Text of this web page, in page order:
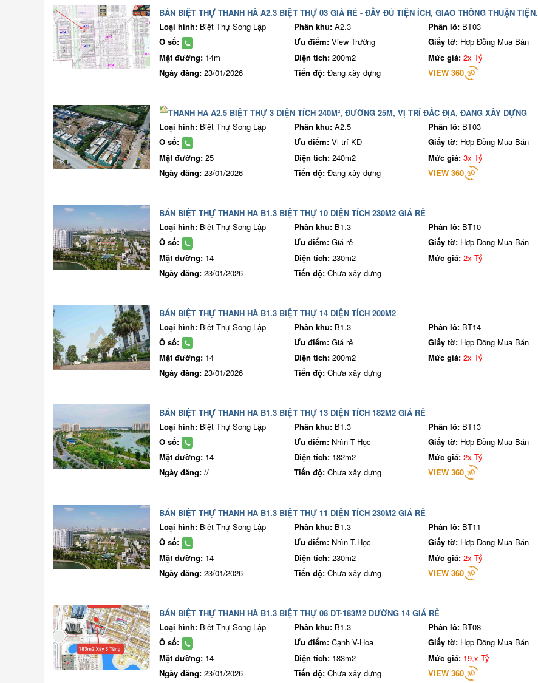
BÁN BIỆT THỰ THANH HÀ A2.3 BIỆT THỰ 03 GIÁ RẺ - ĐẦY ĐỦ TIỆN ÍCH, GIAO THÔNG THUẬN TIỆN.
Loại hình: Biệt Thự Song Lập Phân khu: A2.3 Phân lô: BT03
Ô số:
Ưu điểm: View Trường Giấy tờ: Hợp Đồng Mua Bán
Mặt đường: 14m Diện tích: 200m2 Mức giá:2x Tỷ
Ngày đăng: 23/01/2026 Tiến độ: Đang xây dựng VIEW 360
THANH HÀ A2.5 BIỆT THỰ 3 DIỆN TÍCH 240M², ĐƯỜNG 25M, VỊ TRÍ ĐẮC ĐỊA, ĐANG XÂY DỰNG
Loại hình: Biệt Thự Song Lập Phân khu: A2.5 Phân lô: BT03
Ô số:
Ưu điểm: Vị trí KD Giấy tờ: Hợp Đồng Mua Bán
Mặt đường: 25 Diện tích: 240m2 Mức giá:3x Tỷ
Ngày đăng: 23/01/2026 Tiến độ: Đang xây dựng VIEW 360
BÁN BIỆT THỰ THANH HÀ B1.3 BIỆT THỰ 10 DIỆN TÍCH 230M2 GIÁ RẺ
Loại hình: Biệt Thự Song Lập Phân khu: B1.3 Phân lô: BT10
Ô số:
Ưu điểm: Giá rẻ Giấy tờ: Hợp Đồng Mua Bán
Mặt đường: 14 Diện tích: 230m2 Mức giá:2x Tỷ
Ngày đăng: 23/01/2026 Tiến độ: Chưa xây dựng
BÁN BIỆT THỰ THANH HÀ B1.3 BIỆT THỰ 14 DIỆN TÍCH 200M2
Loại hình: Biệt Thự Song Lập Phân khu: B1.3 Phân lô: BT14
Ô số:
Ưu điểm: Giá rẻ Giấy tờ: Hợp Đồng Mua Bán
Mặt đường: 14 Diện tích: 200m2 Mức giá:2x Tỷ
Ngày đăng: 23/01/2026 Tiến độ: Chưa xây dựng
BÁN BIỆT THỰ THANH HÀ B1.3 BIỆT THỰ 13 DIỆN TÍCH 182M2 GIÁ RẺ
Loại hình: Biệt Thự Song Lập Phân khu: B1.3 Phân lô: BT13
Ô số:
Ưu điểm: Nhìn T-Học Giấy tờ: Hợp Đồng Mua Bán
Mặt đường: 14 Diện tích: 182m2 Mức giá:2x Tỷ
Ngày đăng: // Tiến độ: Chưa xây dựng VIEW 360
BÁN BIỆT THỰ THANH HÀ B1.3 BIỆT THỰ 11 DIỆN TÍCH 230M2 GIÁ RẺ
Loại hình: Biệt Thự Song Lập Phân khu: B1.3 Phân lô: BT11
Ô số:
Ưu điểm: Nhìn T.Học Giấy tờ: Hợp Đồng Mua Bán
Mặt đường: 14 Diện tích: 230m2 Mức giá:2x Tỷ
Ngày đăng: 23/01/2026 Tiến độ: Chưa xây dựng VIEW 360
BÁN BIỆT THỰ THANH HÀ B1.3 BIỆT THỰ 08 DT-183M2 ĐƯỜNG 14 GIÁ RẺ
Loại hình: Biệt Thự Song Lập Phân khu: B1.3 Phân lô: BT08
Ô số:
Ưu điểm: Cạnh V-Hoa Giấy tờ: Hợp Đồng Mua Bán
Mặt đường: 14 Diện tích: 183m2 Mức giá: 19,x Tỷ
Ngày đăng: 23/01/2026 Tiến độ: Chưa xây dựng VIEW 360